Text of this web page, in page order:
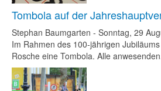
Tombola auf der
Stephan Baumgarten - Sonntag, 29
Im Rahmen des 100-jährigen
Rosche eine Tombola. Alle